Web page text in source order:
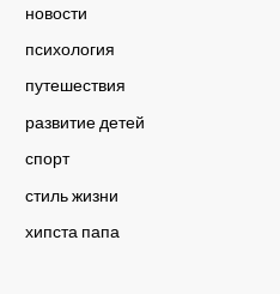
новости
психология
путешествия
развитие детей
спорт
стиль жизни
хипста папа